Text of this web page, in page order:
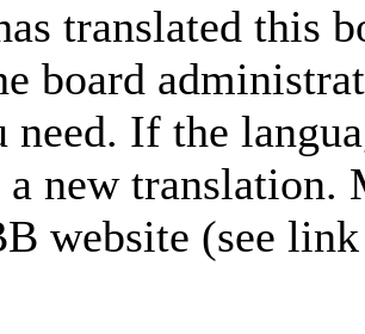
translated this
board
need. If the
a new
website (see